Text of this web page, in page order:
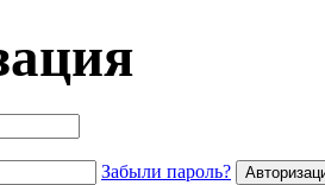
Забыли пароль?